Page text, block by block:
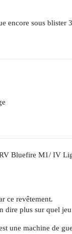
encore sous blister
Bluefire M1/ IV
ce revêtement.
dire plus sur quel
une machine de